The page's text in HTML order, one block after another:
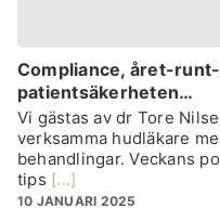
Compliance, året-
patientsäkerheten…
Vi gästas av dr Tore
verksamma hudläkare
behandlingar. Veckans
tips [...]
10 JANUARI 2025